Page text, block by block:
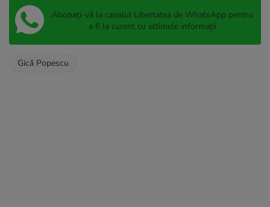
Abonați-vă la canalul Libertatea de WhatsApp pentru
a fi la curent cu ultimele informații
Gică Popescu